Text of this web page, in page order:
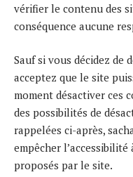
vérifier le contenu des
conséquence aucune
Sauf si vous décidez de
acceptez que le site
moment désactiver ces
des possibilités de
rappelées ci-après,
empêcher
proposés par le site.